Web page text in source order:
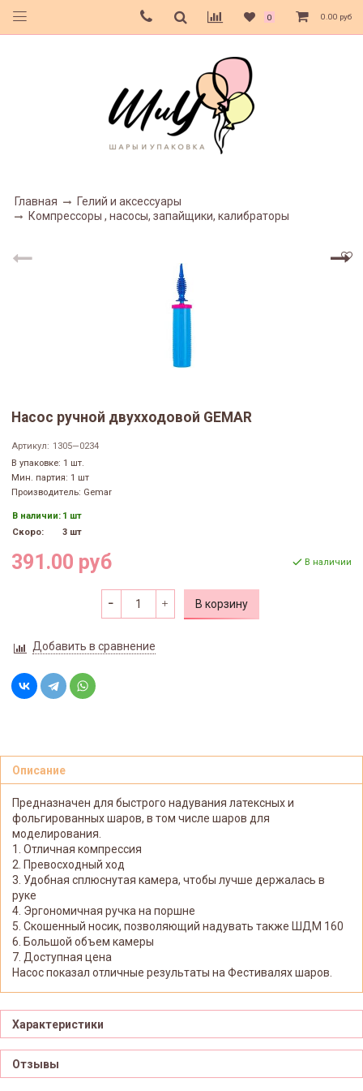
0 0.00 руб
Главная
Гелий и аксессуары
Компрессоры , насосы, запайщики, калибраторы
Насос ручной двухходовой GEMAR
Артикул: 1305—0234
В упаковке: 1 шт.
Мин. партия: 1 шт
Производитель: Gemar
В наличии: 1 шт
Скоро:
3 шт
391.00 руб В наличии
В корзину
Добавить в сравнение
Описание
Предназначен для быстрого надувания латексных и
фольгированных шаров, в том числе шаров для
моделирования.
1. Отличная компрессия
2. Превосходный ход
3. Удобная сплюснутая камера, чтобы лучше держалась в
руке
4. Эргономичная ручка на поршне
5. Скошенный носик, позволяющий надувать также ШДМ 160
6. Большой объем камеры
7. Доступная цена
Насос показал отличные результаты на Фестивалях шаров.
Характеристики
Отзывы